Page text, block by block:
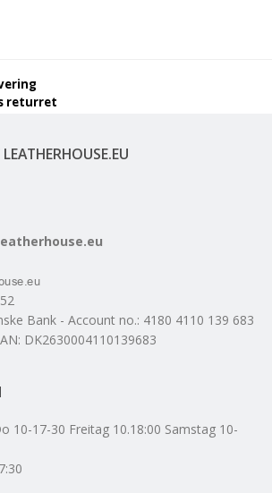
Bank - Account no.: 4180 4110 139 683
DK2630004110139683
10-17-30 Freitag 10.18:00 Samstag 10-
returret